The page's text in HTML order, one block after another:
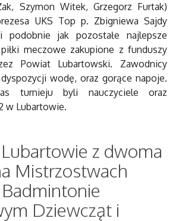
Szymon Witek, Grzegorz Furtak)
UKS Top p. Zbigniewa Sajdy
podobnie jak pozostałe najlepsze
meczowe zakupione z funduszy
Powiat Lubartowski. Zawodnicy
wodę, oraz gorące napoje.
turnieju byli nauczyciele oraz
w Lubartowie.
z dwoma
Mistrzostwach
Dziewcząt i